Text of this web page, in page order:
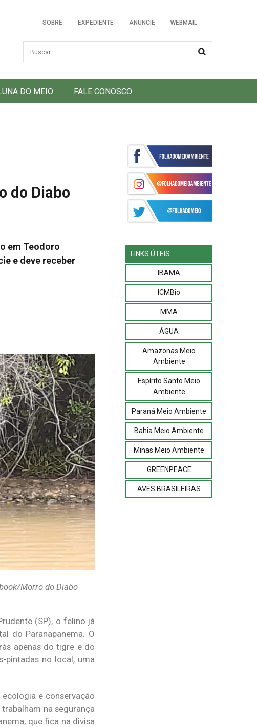
SOBRE EXPEDIENTE ANUNCIE WEBMAIL
Busca
DO MEIO FALE CONOSCO
do Diabo
em Teodoro
e deve receber
Morro do Diabo
(SP), o felino já
do Paranapanema. O
apenas do tigre e do
pintadas no local, uma
e conservação
na segurança
que fica na divisa
LINKS ÚTEIS
IBAMA
ICMBio
MMA
ÁGUA
Amazonas Meio
Ambiente
Espírito Santo Meio
Ambiente
Paraná Meio Ambiente
Bahia Meio Ambiente
Minas Meio Ambiente
GREENPEACE
AVES BRASILEIRAS